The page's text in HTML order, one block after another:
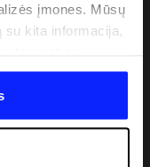
įmones. Mūsų
su kita informacija,
jų
galime perduoti
siekdami
mūsų